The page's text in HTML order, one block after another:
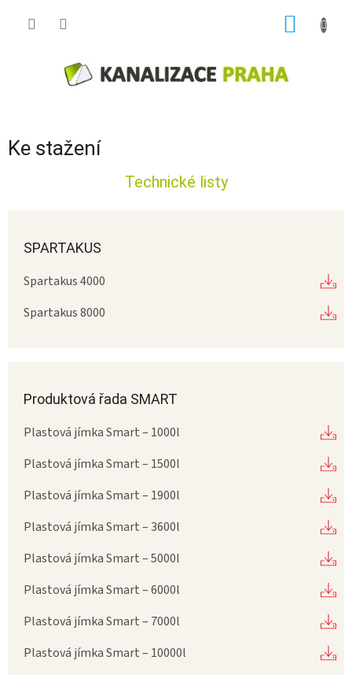
Ke stažení
Technické listy
SPARTAKUS
Spartakus 4000
Spartakus 8000
Produktová řada SMART
Plastová jímka Smart – 1000l
Plastová jímka Smart – 1500l
Plastová jímka Smart – 1900l
Plastová jímka Smart – 3600l
Plastová jímka Smart – 5000l
Plastová jímka Smart – 6000l
Plastová jímka Smart – 7000l
Plastová jímka Smart – 10000l